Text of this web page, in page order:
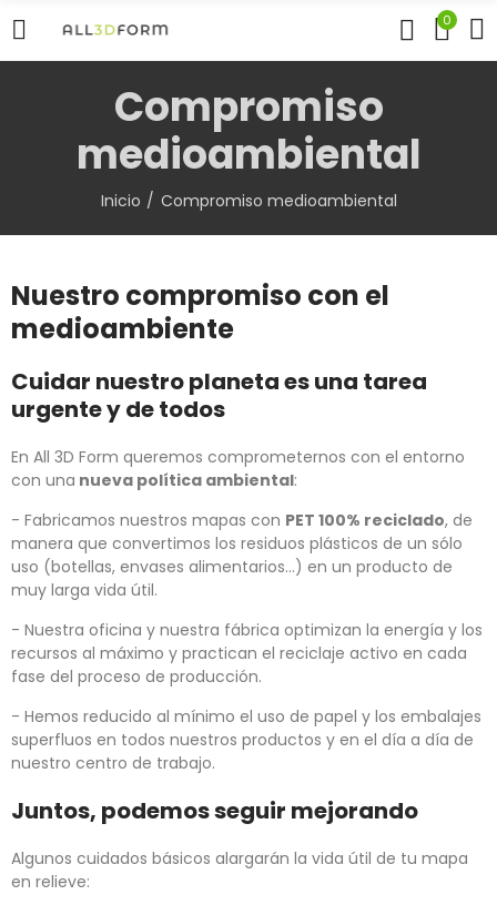
0
Compromiso
medioambiental
Inicio Compromiso medioambiental
Nuestro compromiso con el
medioambiente
Cuidar nuestro planeta es una tarea
urgente y de todos
En All 3D Form queremos comprometernos con el entorno
con una nueva política ambiental:
- Fabricamos nuestros mapas con PET 100% reciclado, de
manera que convertimos los residuos plásticos de un sólo
uso (botellas, envases alimentarios...) en un producto de
muy larga vida útil.
- Nuestra oficina y nuestra fábrica optimizan la energía y los
recursos al máximo y practican el reciclaje activo en cada
fase del proceso de producción.
- Hemos reducido al mínimo el uso de papel y los embalajes
superfluos en todos nuestros productos y en el día a día de
nuestro centro de trabajo.
Juntos, podemos seguir mejorando
Algunos cuidados básicos alargarán la vida útil de tu mapa
en relieve: